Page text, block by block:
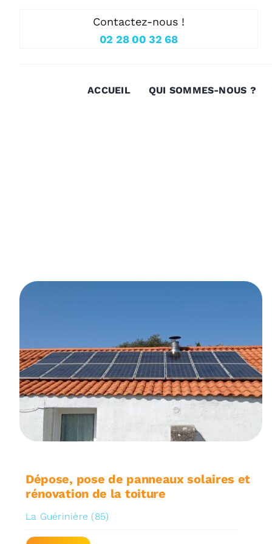
Contactez-nous !
02 28 00 32 68
ACCUEIL QUI SOMMES-NOUS ?
Dépose, pose de panneaux solaires et
rénovation de la toiture
La Guérinière (85)